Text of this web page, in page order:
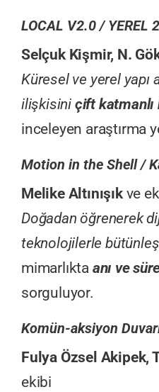
LOCAL V2.0 / YEREL
Selçuk Kişmir, N.
Küresel ve yerel yapı
ilişkisini çift katmanlı
inceleyen araştırma
Motion in the Shell /
Melike Altınışıkve
Doğadan öğrenerek
teknolojilerle
mimarlıkta anı ve
sorguluyor.
Komün-aksiyon
Fulya Özsel Akipek,
ekibi